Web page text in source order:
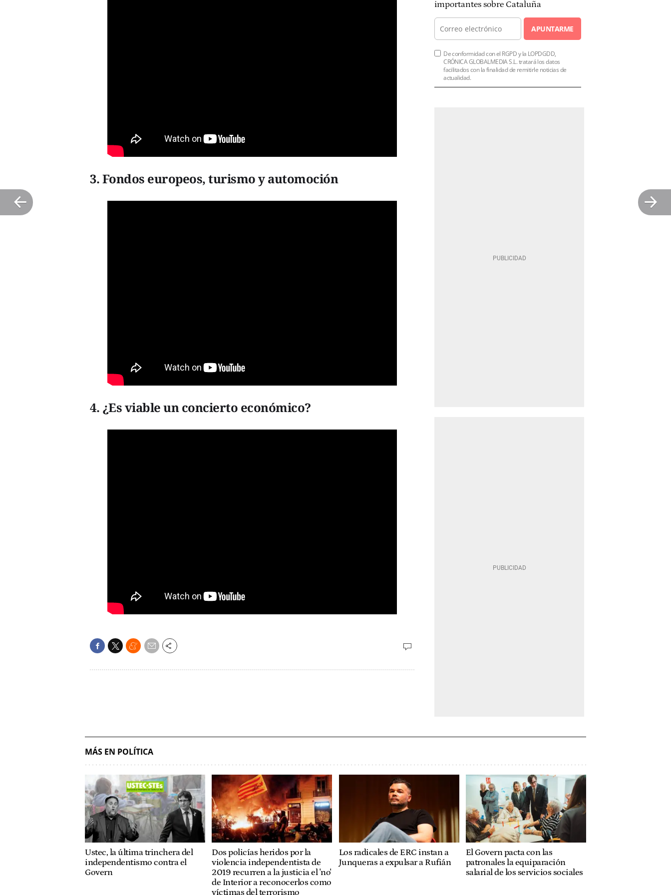
3. Fondos europeos, turismo y automoción
4. ¿Es viable un concierto económico?
importantes sobre Cataluña
APUNTARME
De conformidad con el RGPD y la LOPDGDD,
CRÓNICA GLOBALMEDIA S.L. tratará los datos
facilitados con la finalidad de remitirle noticias de
actualidad.
MÁS EN POLÍTICA
Ustec, la última trinchera del
independentismo contra el
Govern
Dos policías heridos por la
violencia independentista de
2019 recurren a la justicia el 'no'
de Interior a reconocerlos como
víctimas del terrorismo
Los radicales de ERC instan a
Junqueras a expulsar a Rufián
El Govern pacta con las
patronales la equiparación
salarial de los servicios sociales